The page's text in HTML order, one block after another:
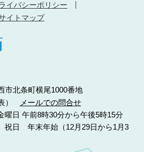
イバシーポリシー
イトマップ
北条町横尾1000番地
）
メールでの問合せ
曜日 午前8時30分から午後5時15分
祝日 年末年始（12月29日から1月3